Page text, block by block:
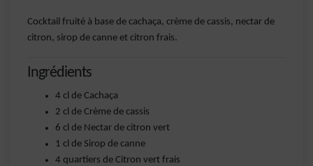
Cocktail fruité à base de cachaça, crème de cassis, nectar de
citron, sirop de canne et citron frais.
Ingrédients
4 cl de Cachaça
2 cl de Crème de cassis
6 cl de Nectar de citron vert
1 cl de Sirop de canne
4 quartiers de Citron vert frais